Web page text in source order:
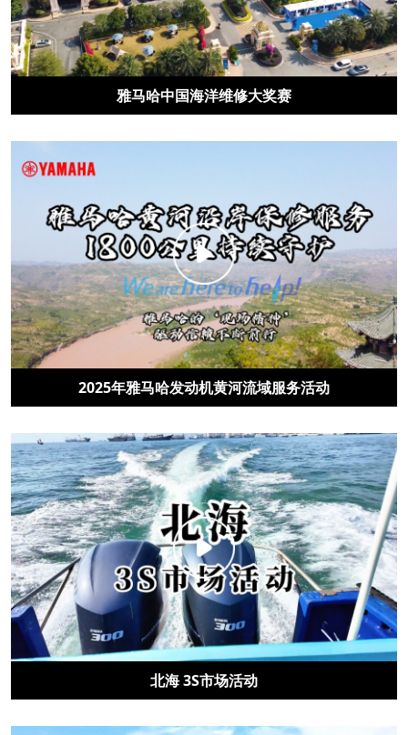
雅马哈中国海洋维修大奖赛
2025年雅马哈发动机黄河流域服务活动
北海 3S市场活动